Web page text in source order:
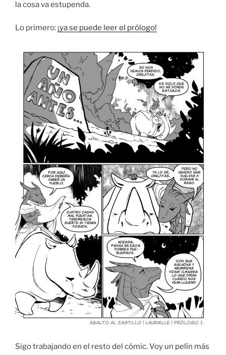
la cosa va estupenda.
Lo primero: ¡ya se puede leer el prólogo!
Sigo trabajando en el resto del cómic. Voy un pelín más